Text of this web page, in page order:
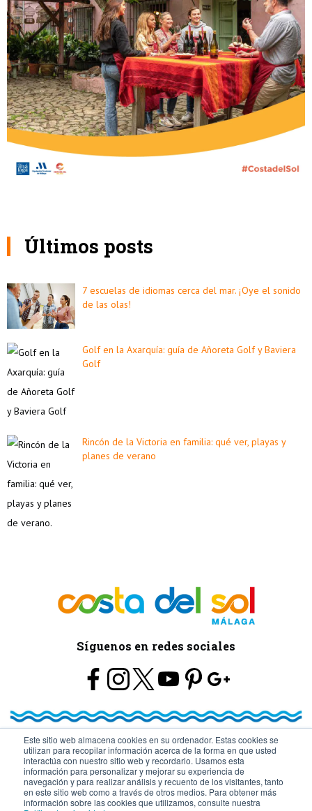
Este sitio web almacena cookies en su ordenador. Estas cookies se
utilizan para recopilar información acerca de la forma en que usted
interactúa con nuestro sitio web y recordarlo. Usamos esta
información para personalizar y mejorar su experiencia de
navegación y para realizar análisis y recuento de los visitantes, tanto
en este sitio web como a través de otros medios. Para obtener más
información sobre las cookies que utilizamos, consulte nuestra
Últimos posts
7 escuelas de idiomas cerca del mar. ¡Oye el sonido
de las olas!
Golf en la Axarquía: guía de Añoreta Golf y Baviera
Golf
Rincón de la Victoria en familia: qué ver, playas y
planes de verano
Síguenos en redes sociales
© Turismo y Planificación Costa del Sol S.L.U. Todos los Derechos
Reservados